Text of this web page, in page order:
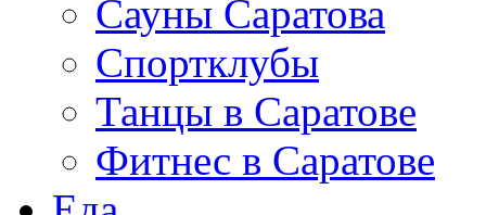
Сауны Саратова
Спортклубы
Танцы в Саратове
Фитнес в Саратове